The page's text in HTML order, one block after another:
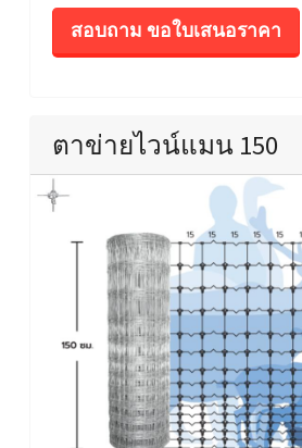
สอบถาม ขอใบเสนอราคา
ตาข่ายไวน์แมน 150